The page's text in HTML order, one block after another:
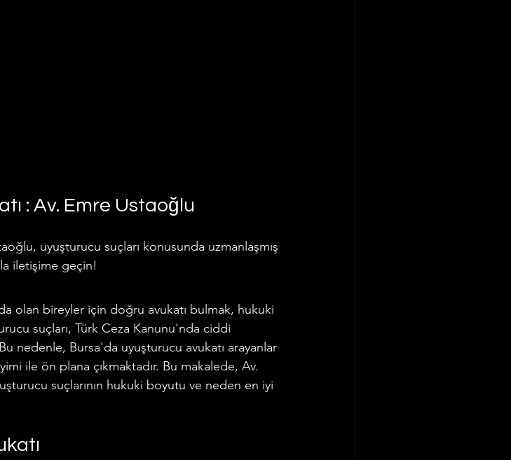
: Av. Emre Ustaoğlu
uyuşturucu suçları konusunda uzmanlaşmış
iletişime geçin!
olan bireyler için doğru avukatı bulmak, hukuki
suçları, Türk Ceza Kanunu'nda ciddi
nedenle, Bursa'da uyuşturucu avukatı arayanlar
ile ön plana çıkmaktadır. Bu makalede, Av.
suçlarının hukuki boyutu ve neden en iyi